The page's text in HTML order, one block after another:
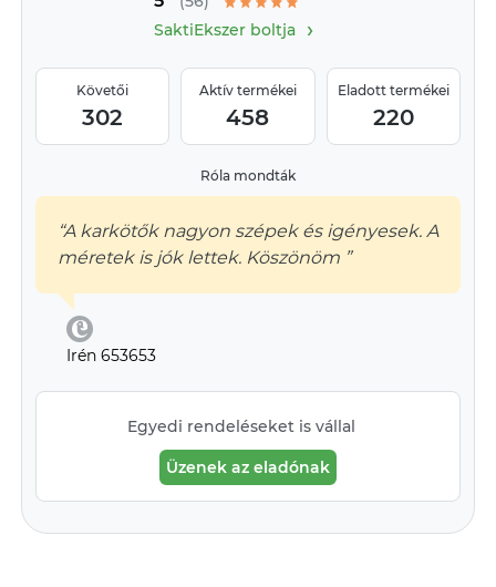
SaktiEkszer boltja›
Követői
302
Aktív termékei
458
Eladott termékei
220
Róla mondták
“A karkötők nagyon szépek és igényesek. A
méretek is jók lettek. Köszönöm ”
Irén 653653
Egyedi rendeléseket is vállal
Üzenek az eladónak